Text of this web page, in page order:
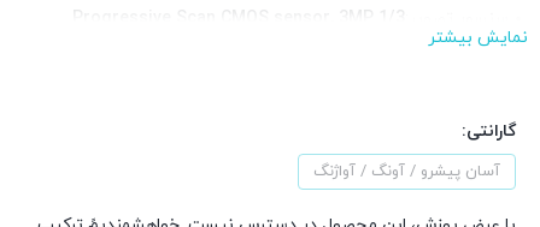
نوع دید در
دیافراگم:F2.0
نمایش بیشتر
گارانتی:
آسان پیشرو / آونگ / آواژنگ